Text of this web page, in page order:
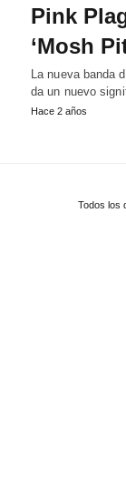
Pink
‘Mosh
La nueva banda
da un nuevo
Hace 2 años
Todos los